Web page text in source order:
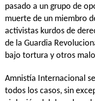
pasado a un grupo de
muerte de un miembro
activistas kurdos de
de la Guardia
bajo tortura y otros
Amnistía Internacional
todos los casos, sin